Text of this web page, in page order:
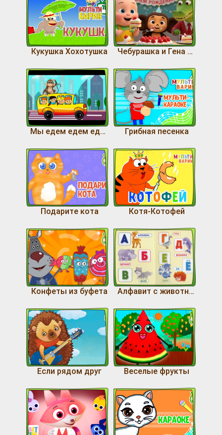
Кукушка Хохотушка Чебурашка и Гена в гостях у Малыша | Песня про день рождения
Мы едем едем едем, в далёкие края. Песенка путешественников. Грибная песенка
Подарите кота Котя-Котофей
Конфеты из буфета Алфавит с животными
Если рядом друг Веселые фрукты